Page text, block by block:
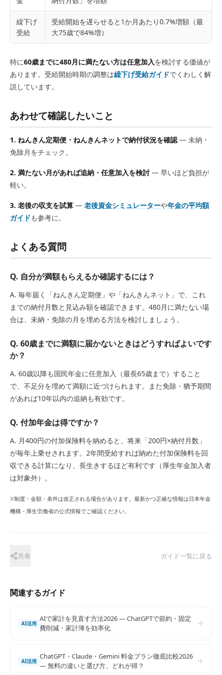
繰下げ
受給
受給開始を遅らせると1か月あたり0.7%増額（最
大75歳で84%増）
特に60歳までに480月に満たない方は任意加入を検討する価値が
あります。受給開始時期の調整は繰下げ受給ガイドでくわしく解
説しています。
あわせて確認したいこと
1. ねんきん定期便・ねんきんネットで納付状況を確認— 未納・
免除月をチェック。
2. 満たない月があれば追納・任意加入を検討 — 早いほど負担が
軽い。
3. 老後の収支を試算 — 老後資金シミュレーターや年金の平均額
ガイドも参考に。
よくある質問
Q. 自分が満額もらえるか確認するには？
A. 毎年届く「ねんきん定期便」や「ねんきんネット」で、これ
までの納付月数と見込み額を確認できます。480月に満たない場
合は、未納・免除の月を埋める方法を検討しましょう。
Q. 60歳までに満額に届かないときはどうすればよいです
か？
A. 60歳以降も国民年金に任意加入（最長65歳まで）すること
で、不足分を埋めて満額に近づけられます。また免除・猶予期間
があれば10年以内の追納も有効です。
Q. 付加年金は得ですか？
A. 月400円の付加保険料を納めると、将来「200円×納付月数」
が毎年上乗せされます。2年間受給すれば納めた付加保険料を回
収できる計算になり、長生きするほど有利です（厚生年金加入者
は対象外）。
※制度・金額・条件は改正される場合があります。最新かつ正確な情報は日本年金
機構・厚生労働省の公式情報でご確認ください。
共有 ガイド一覧に戻る
関連するガイド
AI活用
AIで家計を見直す方法2026 — ChatGPTで節約・固定
費削減・家計簿を効率化
AI活用
ChatGPT・Claude・Gemini 料金プラン徹底比較2026
— 無料の違いと選び方、どれが得？